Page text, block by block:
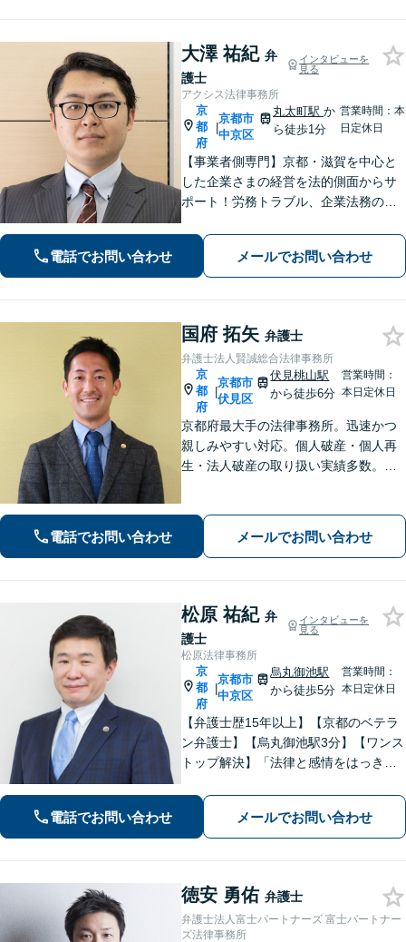
大澤 祐紀 弁
護士
インタビューを
見る
アクシス法律事務所
京
都
府
|
京都市
中京区
丸太町駅か
ら徒歩1分
営業時間：本
日定休日
【事業者側専門】京都・滋賀を中心と
した企業さまの経営を法的側面からサ
ポート！労務トラブル、企業法務のご
問題への対応を中心に、その他中小企
業法務について豊富な経験がありま
す。【Web相談可】
電話でお問い合わせ メールでお問い合わせ
国府 拓矢 弁護士
弁護士法人賢誠総合法律事務所
京
都
府
|
京都市
伏見区
伏見桃山駅
から徒歩6分
営業時間：
本日定休日
京都府最大手の法律事務所。迅速かつ
親しみやすい対応。個人破産・個人再
生・法人破産の取り扱い実績多数。
陵前駅・京阪中書島駅徒歩10分】
電話でお問い合わせ メールでお問い合わせ
松原 祐紀 弁
護士
インタビューを
見る
松原法律事務所
京
都
府
|
京都市
中京区
烏丸御池駅
から徒歩5分
営業時間：
本日定休日
【弁護士歴15年以上】【京都のベテラ
ン弁護士】【烏丸御池駅3分】【ワンス
トップ解決】「法律と感情をはっきり
問題、新型コロナが原因の借金、不動
産問題なども幅広く対応【女性弁護士
も在籍】【初回相談30分無料】
電話でお問い合わせ メールでお問い合わせ
徳安 勇佑 弁護士
弁護士法人富士パートナーズ 富士パートナー
ズ法律事務所